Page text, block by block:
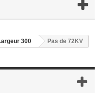
300 Pas de 72KV